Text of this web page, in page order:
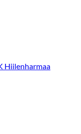
Hiilenharmaa